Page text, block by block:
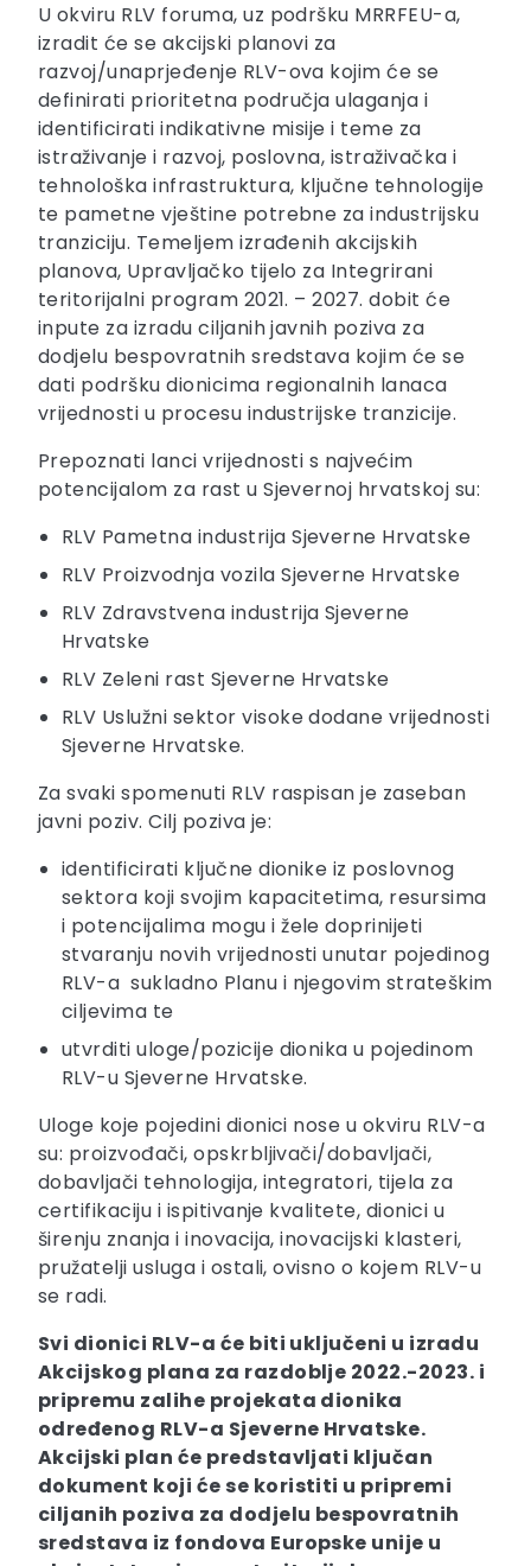
U okviru RLV foruma, uz podršku MRRFEU-a,
izradit će se akcijski planovi za
razvoj/unaprjeđenje RLV-ova kojim će se
definirati prioritetna područja ulaganja i
identificirati indikativne misije i teme za
istraživanje i razvoj, poslovna, istraživačka i
tehnološka infrastruktura, ključne tehnologije
te pametne vještine potrebne za industrijsku
tranziciju. Temeljem izrađenih akcijskih
planova, Upravljačko tijelo za Integrirani
teritorijalni program 2021. – 2027. dobit će
inpute za izradu ciljanih javnih poziva za
dodjelu bespovratnih sredstava kojim će se
dati podršku dionicima regionalnih lanaca
vrijednosti u procesu industrijske tranzicije.
Prepoznati lanci vrijednosti s najvećim
potencijalom za rast u Sjevernoj hrvatskoj su:
RLV Pametna industrija Sjeverne Hrvatske
RLV Proizvodnja vozila Sjeverne Hrvatske
RLV Zdravstvena industrija Sjeverne
Hrvatske
RLV Zeleni rast Sjeverne Hrvatske
RLV Uslužni sektor visoke dodane vrijednosti
Sjeverne Hrvatske.
Za svaki spomenuti RLV raspisan je zaseban
javni poziv. Cilj poziva je:
identificirati ključne dionike iz poslovnog
sektora koji svojim kapacitetima, resursima
i potencijalima mogu i žele doprinijeti
stvaranju novih vrijednosti unutar pojedinog
RLV-a sukladno Planu i njegovim strateškim
ciljevima te
utvrditi uloge/pozicije dionika u pojedinom
RLV-u Sjeverne Hrvatske.
Uloge koje pojedini dionici nose u okviru RLV-a
su: proizvođači, opskrbljivači/dobavljači,
dobavljači tehnologija, integratori, tijela za
certifikaciju i ispitivanje kvalitete, dionici u
širenju znanja i inovacija, inovacijski klasteri,
pružatelji usluga i ostali, ovisno o kojem RLV-u
se radi.
Svi dionici RLV-a će biti uključeni u izradu
Akcijskog plana za razdoblje 2022.-2023. i
pripremu zalihe projekata dionika
određenog RLV-a Sjeverne Hrvatske.
Akcijski plan će predstavljati ključan
dokument koji će se koristiti u pripremi
ciljanih poziva za dodjelu bespovratnih
sredstava iz fondova Europske unije u